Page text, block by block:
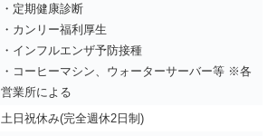
・定期健康診断
・カンリー福利厚生
・インフルエンザ予防接種
・コーヒーマシン、ウォーターサーバー等 ※各
営業所による
土日祝休み(完全週休2日制)